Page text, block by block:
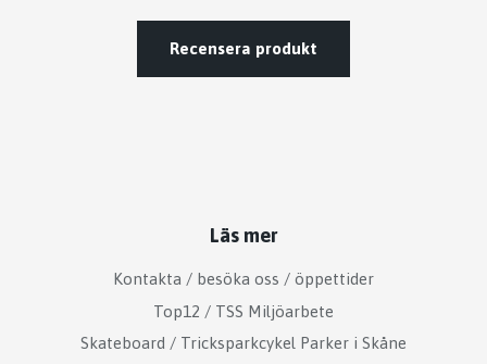
Recensera produkt
Läs mer
Kontakta / besöka oss / öppettider
Top12 / TSS Miljöarbete
Skateboard / Tricksparkcykel Parker i Skåne